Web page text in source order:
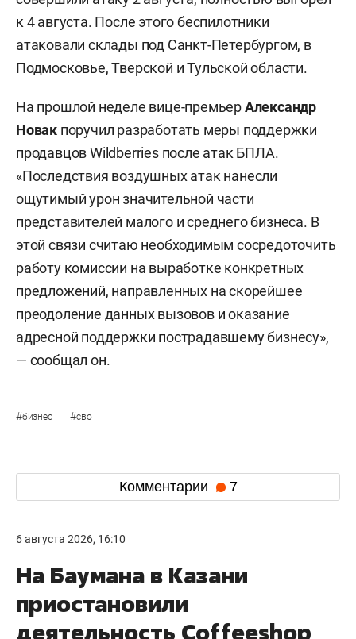
к 4 августа. После этого беспилотники
атаковали склады под Санкт-Петербургом, в
Подмосковье, Тверской и Тульской области.
На прошлой неделе вице-премьерАлександр
Новак поручил разработать меры поддержки
продавцов Wildberries после атак БПЛА.
«Последствия воздушных атак нанесли
ощутимый урон значительной части
представителей малого и среднего бизнеса. В
этой связи считаю необходимым сосредоточить
работу комиссии на выработке конкретных
предложений, направленных на скорейшее
преодоление данных вызовов и оказание
адресной поддержки пострадавшему бизнесу»,
— сообщал он.
#бизнес #сво
Комментарии 7
6 августа 2026, 16:10
На Баумана в Казани
приостановили
деятельность Соffeeshop